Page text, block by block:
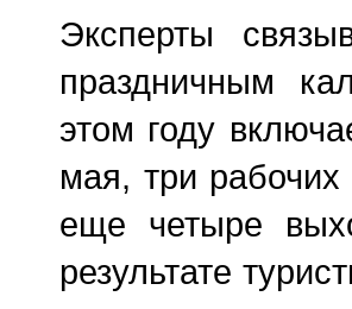
Эксперты
праздничным
этом году
мая, три
еще четыре
результате